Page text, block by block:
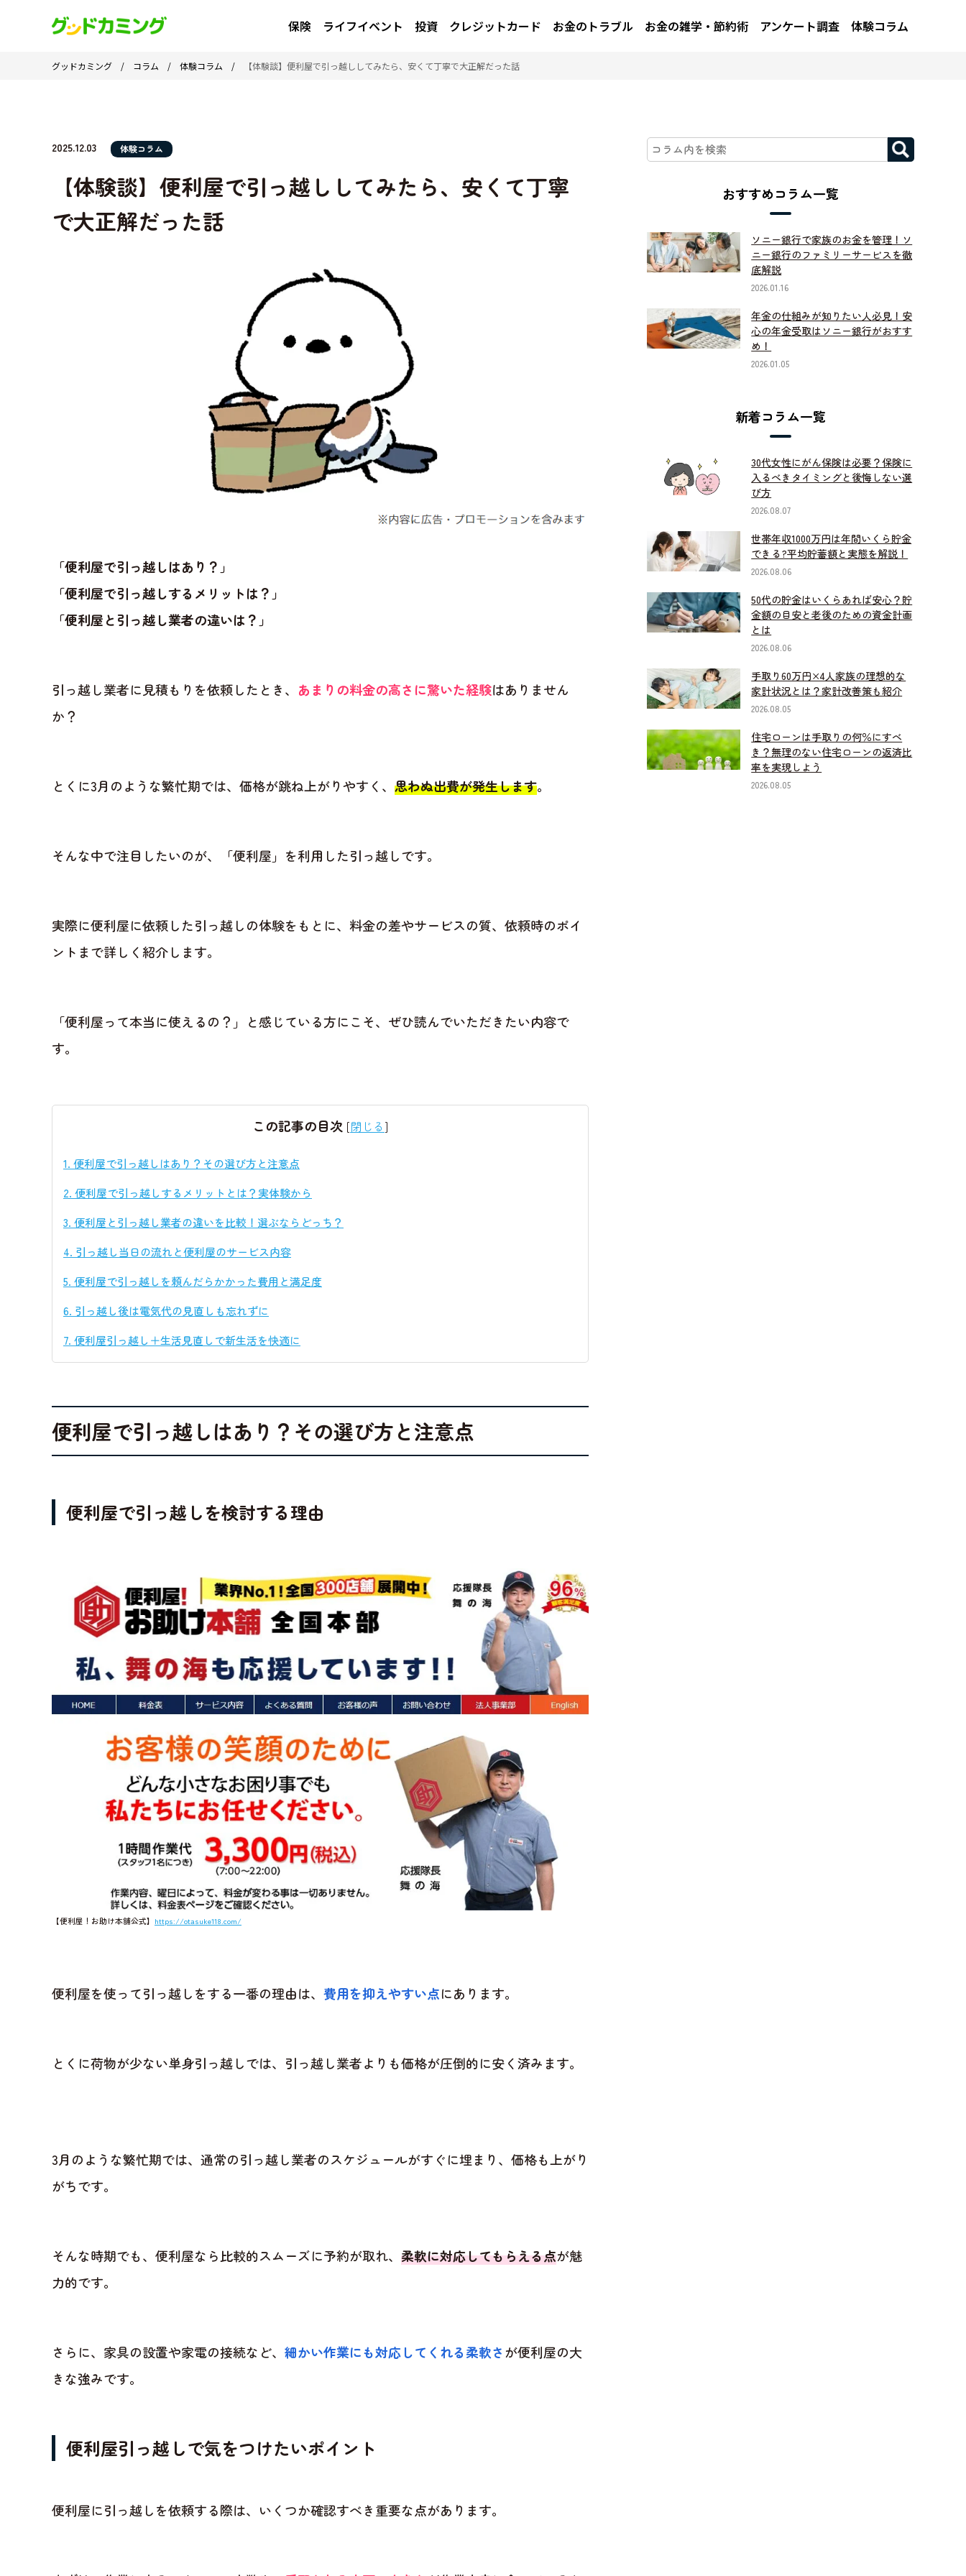
保険 ライフイベント 投資 クレジットカード お金のトラブル お金の雑学・節約術 アンケート調査 体験コラム
グッドカミング / コラム / 体験コラム / 【体験談】便利屋で引っ越ししてみたら、安くて丁寧で大正解だった話
2025.12.03 体験コラム
【体験談】便利屋で引っ越ししてみたら、安くて丁寧
で大正解だった話
「便利屋で引っ越しはあり？」
「便利屋で引っ越しするメリットは？」
「便利屋と引っ越し業者の違いは？」
引っ越し業者に見積もりを依頼したとき、 あまりの料金の高さに驚いた経験はありません
か？
とくに3月のような繁忙期では、価格が跳ね上がりやすく、 思わぬ出費が発生します。
そんな中で注目したいのが、「便利屋」を利用した引っ越しです。
実際に便利屋に依頼した引っ越しの体験をもとに、料金の差やサービスの質、依頼時のポイ
ントまで詳しく紹介します。
「便利屋って本当に使えるの？」と感じている方にこそ、ぜひ読んでいただきたい内容で
す。
この記事の目次 [閉じる ]
1. 便利屋で引っ越しはあり？その選び方と注意点
2. 便利屋で引っ越しするメリットとは？実体験から
3. 便利屋と引っ越し業者の違いを比較！選ぶならどっち？
4. 引っ越し当日の流れと便利屋のサービス内容
5. 便利屋で引っ越しを頼んだらかかった費用と満足度
6. 引っ越し後は電気代の見直しも忘れずに
7. 便利屋引っ越し＋生活見直しで新生活を快適に
便利屋で引っ越しはあり？その選び方と注意点
便利屋で引っ越しを検討する理由
【便利屋！お助け本舗公式】 https://otasuke118.com/
便利屋を使って引っ越しをする一番の理由は、 費用を抑えやすい点にあります。
とくに荷物が少ない単身引っ越しでは、引っ越し業者よりも価格が圧倒的に安く済みます。
3月のような繁忙期では、通常の引っ越し業者のスケジュールがすぐに埋まり、価格も上がり
がちです。
そんな時期でも、便利屋なら比較的スムーズに予約が取れ、 柔軟に対応してもらえる点が魅
力的です。
さらに、家具の設置や家電の接続など、 細かい作業にも対応してくれる柔軟さ が便利屋の大
きな強みです。
便利屋引っ越しで気をつけたいポイント
便利屋に引っ越しを依頼する際は、いくつか確認すべき重要な点があります。
おすすめコラム一覧
ソニー銀行で家族のお金を管理！ソ
ニー銀行のファミリーサービスを徹
底解説
2026.01.16
年金の仕組みが知りたい人必見！安
心の年金受取はソニー銀行がおすす
め！
2026.01.05
新着コラム一覧
30代女性にがん保険は必要？保険に
入るべきタイミングと後悔しない選
び方
2026.08.07
世帯年収1000万円は年間いくら貯金
できる?平均貯蓄額と実態を解説！
2026.08.06
50代の貯金はいくらあれば安心？貯
金額の目安と老後のための資金計画
とは
2026.08.06
手取り60万円×4人家族の理想的な
家計状況とは？家計改善策も紹介
2026.08.05
住宅ローンは手取りの何％にすべ
き？無理のない住宅ローンの返済比
率を実現しよう
2026.08.05